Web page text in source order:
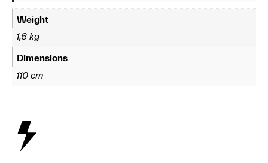
Weight
1,6 kg
Dimensions
110 cm